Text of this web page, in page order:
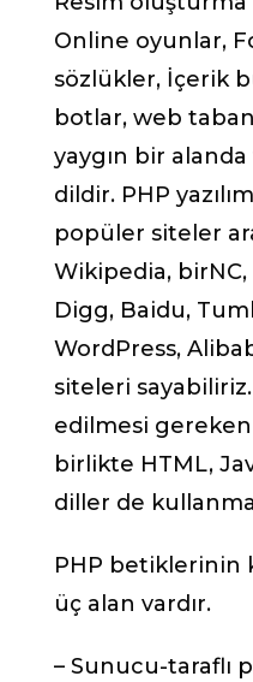
Online oyunlar,
sözlükler, İçerik
botlar, web
yaygın bir
dildir. PHP
popüler siteler
Wikipedia, birNC,
Digg, Baidu,
WordPress,
siteleri
edilmesi
birlikte HTML,
diller de
PHP betiklerinin
üç alan vardır.
– Sunucu-taraflı